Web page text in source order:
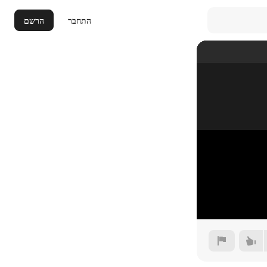
התחבר הרשם